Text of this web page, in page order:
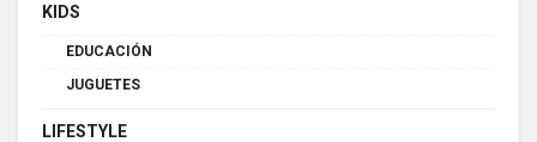
KIDS
EDUCACIÓN
JUGUETES
LIFESTYLE